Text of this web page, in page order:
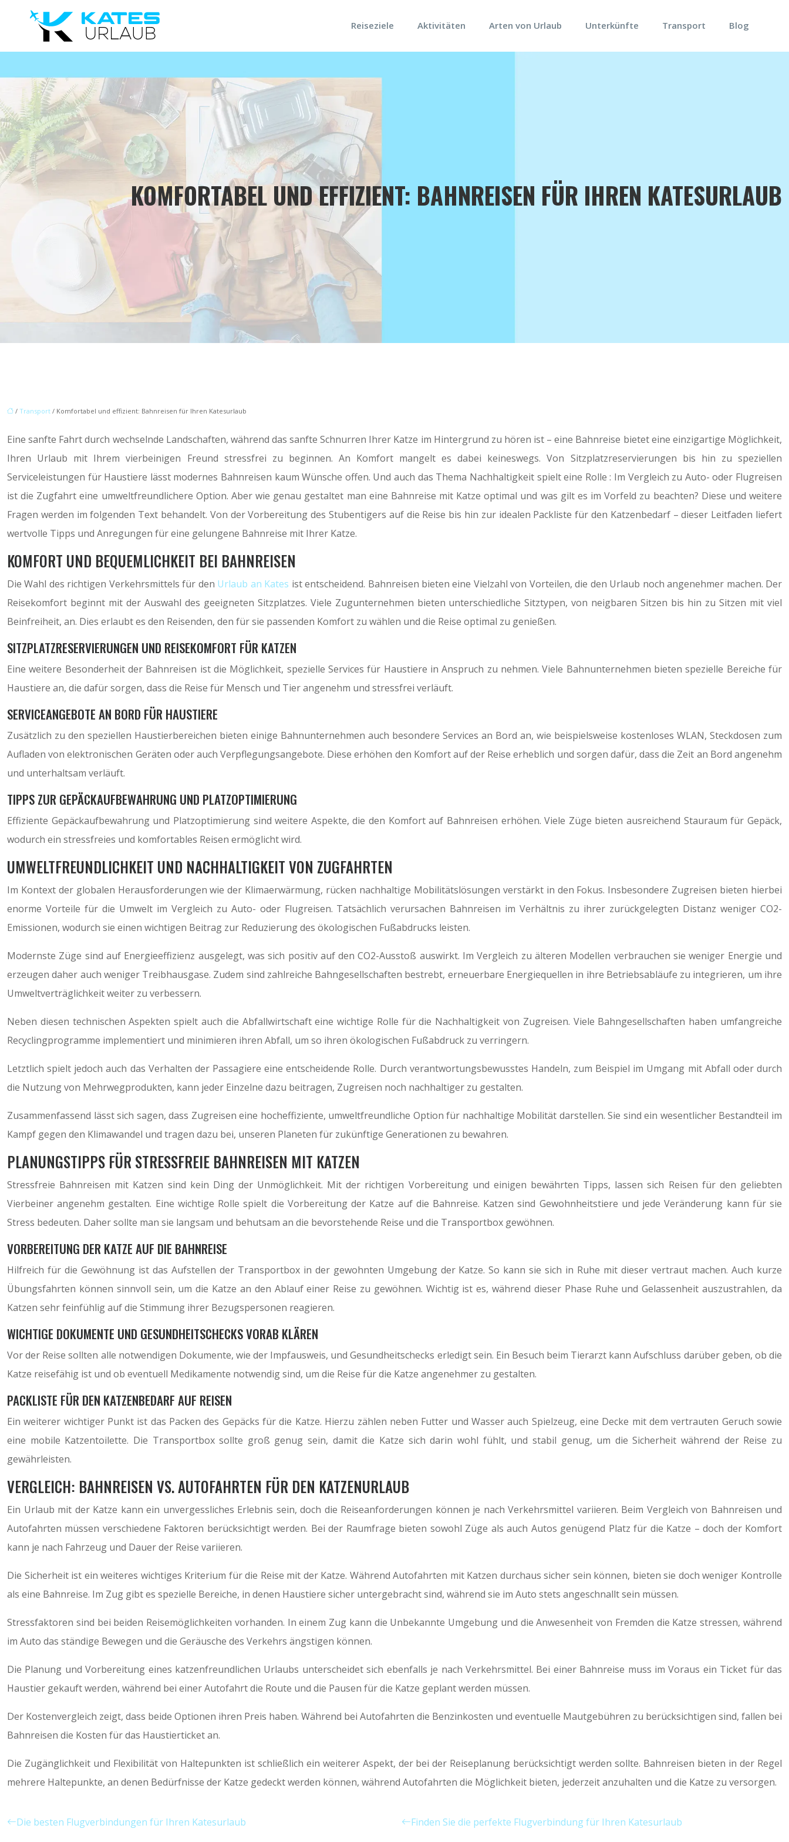
Reiseziele Aktivitäten Arten von Urlaub Unterkünfte Transport Blog
KOMFORTABEL UND EFFIZIENT: BAHNREISEN FÜR IHREN KATESURLAUB
/ Transport / Komfortabel und effizient: Bahnreisen für Ihren Katesurlaub
Eine sanfte Fahrt durch wechselnde Landschaften, während das sanfte Schnurren Ihrer Katze im Hintergrund zu hören ist – eine Bahnreise bietet eine einzigartige Möglichkeit,
Ihren Urlaub mit Ihrem vierbeinigen Freund stressfrei zu beginnen. An Komfort mangelt es dabei keineswegs. Von Sitzplatzreservierungen bis hin zu speziellen
Serviceleistungen für Haustiere lässt modernes Bahnreisen kaum Wünsche offen. Und auch das Thema Nachhaltigkeit spielt eine Rolle : Im Vergleich zu Auto- oder Flugreisen
ist die Zugfahrt eine umweltfreundlichere Option. Aber wie genau gestaltet man eine Bahnreise mit Katze optimal und was gilt es im Vorfeld zu beachten? Diese und weitere
Fragen werden im folgenden Text behandelt. Von der Vorbereitung des Stubentigers auf die Reise bis hin zur idealen Packliste für den Katzenbedarf – dieser Leitfaden liefert
wertvolle Tipps und Anregungen für eine gelungene Bahnreise mit Ihrer Katze.
KOMFORT UND BEQUEMLICHKEIT BEI BAHNREISEN
Die Wahl des richtigen Verkehrsmittels für den Urlaub an Kates ist entscheidend. Bahnreisen bieten eine Vielzahl von Vorteilen, die den Urlaub noch angenehmer machen. Der
Reisekomfort beginnt mit der Auswahl des geeigneten Sitzplatzes. Viele Zugunternehmen bieten unterschiedliche Sitztypen, von neigbaren Sitzen bis hin zu Sitzen mit viel
Beinfreiheit, an. Dies erlaubt es den Reisenden, den für sie passenden Komfort zu wählen und die Reise optimal zu genießen.
SITZPLATZRESERVIERUNGEN UND REISEKOMFORT FÜR KATZEN
Eine weitere Besonderheit der Bahnreisen ist die Möglichkeit, spezielle Services für Haustiere in Anspruch zu nehmen. Viele Bahnunternehmen bieten spezielle Bereiche für
Haustiere an, die dafür sorgen, dass die Reise für Mensch und Tier angenehm und stressfrei verläuft.
SERVICEANGEBOTE AN BORD FÜR HAUSTIERE
Zusätzlich zu den speziellen Haustierbereichen bieten einige Bahnunternehmen auch besondere Services an Bord an, wie beispielsweise kostenloses WLAN, Steckdosen zum
Aufladen von elektronischen Geräten oder auch Verpflegungsangebote. Diese erhöhen den Komfort auf der Reise erheblich und sorgen dafür, dass die Zeit an Bord angenehm
und unterhaltsam verläuft.
TIPPS ZUR GEPÄCKAUFBEWAHRUNG UND PLATZOPTIMIERUNG
Effiziente Gepäckaufbewahrung und Platzoptimierung sind weitere Aspekte, die den Komfort auf Bahnreisen erhöhen. Viele Züge bieten ausreichend Stauraum für Gepäck,
wodurch ein stressfreies und komfortables Reisen ermöglicht wird.
UMWELTFREUNDLICHKEIT UND NACHHALTIGKEIT VON ZUGFAHRTEN
Im Kontext der globalen Herausforderungen wie der Klimaerwärmung, rücken nachhaltige Mobilitätslösungen verstärkt in den Fokus. Insbesondere Zugreisen bieten hierbei
enorme Vorteile für die Umwelt im Vergleich zu Auto- oder Flugreisen. Tatsächlich verursachen Bahnreisen im Verhältnis zu ihrer zurückgelegten Distanz weniger CO2-
Emissionen, wodurch sie einen wichtigen Beitrag zur Reduzierung des ökologischen Fußabdrucks leisten.
Modernste Züge sind auf Energieeffizienz ausgelegt, was sich positiv auf den CO2-Ausstoß auswirkt. Im Vergleich zu älteren Modellen verbrauchen sie weniger Energie und
erzeugen daher auch weniger Treibhausgase. Zudem sind zahlreiche Bahngesellschaften bestrebt, erneuerbare Energiequellen in ihre Betriebsabläufe zu integrieren, um ihre
Umweltverträglichkeit weiter zu verbessern.
Neben diesen technischen Aspekten spielt auch die Abfallwirtschaft eine wichtige Rolle für die Nachhaltigkeit von Zugreisen. Viele Bahngesellschaften haben umfangreiche
Recyclingprogramme implementiert und minimieren ihren Abfall, um so ihren ökologischen Fußabdruck zu verringern.
Letztlich spielt jedoch auch das Verhalten der Passagiere eine entscheidende Rolle. Durch verantwortungsbewusstes Handeln, zum Beispiel im Umgang mit Abfall oder durch
die Nutzung von Mehrwegprodukten, kann jeder Einzelne dazu beitragen, Zugreisen noch nachhaltiger zu gestalten.
Zusammenfassend lässt sich sagen, dass Zugreisen eine hocheffiziente, umweltfreundliche Option für nachhaltige Mobilität darstellen. Sie sind ein wesentlicher Bestandteil im
Kampf gegen den Klimawandel und tragen dazu bei, unseren Planeten für zukünftige Generationen zu bewahren.
PLANUNGSTIPPS FÜR STRESSFREIE BAHNREISEN MIT KATZEN
Stressfreie Bahnreisen mit Katzen sind kein Ding der Unmöglichkeit. Mit der richtigen Vorbereitung und einigen bewährten Tipps, lassen sich Reisen für den geliebten
Vierbeiner angenehm gestalten. Eine wichtige Rolle spielt die Vorbereitung der Katze auf die Bahnreise. Katzen sind Gewohnheitstiere und jede Veränderung kann für sie
Stress bedeuten. Daher sollte man sie langsam und behutsam an die bevorstehende Reise und die Transportbox gewöhnen.
VORBEREITUNG DER KATZE AUF DIE BAHNREISE
Hilfreich für die Gewöhnung ist das Aufstellen der Transportbox in der gewohnten Umgebung der Katze. So kann sie sich in Ruhe mit dieser vertraut machen. Auch kurze
Übungsfahrten können sinnvoll sein, um die Katze an den Ablauf einer Reise zu gewöhnen. Wichtig ist es, während dieser Phase Ruhe und Gelassenheit auszustrahlen, da
Katzen sehr feinfühlig auf die Stimmung ihrer Bezugspersonen reagieren.
WICHTIGE DOKUMENTE UND GESUNDHEITSCHECKS VORAB KLÄREN
Vor der Reise sollten alle notwendigen Dokumente, wie der Impfausweis, und Gesundheitschecks erledigt sein. Ein Besuch beim Tierarzt kann Aufschluss darüber geben, ob die
Katze reisefähig ist und ob eventuell Medikamente notwendig sind, um die Reise für die Katze angenehmer zu gestalten.
PACKLISTE FÜR DEN KATZENBEDARF AUF REISEN
Ein weiterer wichtiger Punkt ist das Packen des Gepäcks für die Katze. Hierzu zählen neben Futter und Wasser auch Spielzeug, eine Decke mit dem vertrauten Geruch sowie
eine mobile Katzentoilette. Die Transportbox sollte groß genug sein, damit die Katze sich darin wohl fühlt, und stabil genug, um die Sicherheit während der Reise zu
gewährleisten.
VERGLEICH: BAHNREISEN VS. AUTOFAHRTEN FÜR DEN KATZENURLAUB
Ein Urlaub mit der Katze kann ein unvergessliches Erlebnis sein, doch die Reiseanforderungen können je nach Verkehrsmittel variieren. Beim Vergleich von Bahnreisen und
Autofahrten müssen verschiedene Faktoren berücksichtigt werden. Bei der Raumfrage bieten sowohl Züge als auch Autos genügend Platz für die Katze – doch der Komfort
kann je nach Fahrzeug und Dauer der Reise variieren.
Die Sicherheit ist ein weiteres wichtiges Kriterium für die Reise mit der Katze. Während Autofahrten mit Katzen durchaus sicher sein können, bieten sie doch weniger Kontrolle
als eine Bahnreise. Im Zug gibt es spezielle Bereiche, in denen Haustiere sicher untergebracht sind, während sie im Auto stets angeschnallt sein müssen.
Stressfaktoren sind bei beiden Reisemöglichkeiten vorhanden. In einem Zug kann die Unbekannte Umgebung und die Anwesenheit von Fremden die Katze stressen, während
im Auto das ständige Bewegen und die Geräusche des Verkehrs ängstigen können.
Die Planung und Vorbereitung eines katzenfreundlichen Urlaubs unterscheidet sich ebenfalls je nach Verkehrsmittel. Bei einer Bahnreise muss im Voraus ein Ticket für das
Haustier gekauft werden, während bei einer Autofahrt die Route und die Pausen für die Katze geplant werden müssen.
Der Kostenvergleich zeigt, dass beide Optionen ihren Preis haben. Während bei Autofahrten die Benzinkosten und eventuelle Mautgebühren zu berücksichtigen sind, fallen bei
Bahnreisen die Kosten für das Haustierticket an.
Die Zugänglichkeit und Flexibilität von Haltepunkten ist schließlich ein weiterer Aspekt, der bei der Reiseplanung berücksichtigt werden sollte. Bahnreisen bieten in der Regel
mehrere Haltepunkte, an denen Bedürfnisse der Katze gedeckt werden können, während Autofahrten die Möglichkeit bieten, jederzeit anzuhalten und die Katze zu versorgen.
Die besten Flugverbindungen für Ihren Katesurlaub Finden Sie die perfekte Flugverbindung für Ihren Katesurlaub